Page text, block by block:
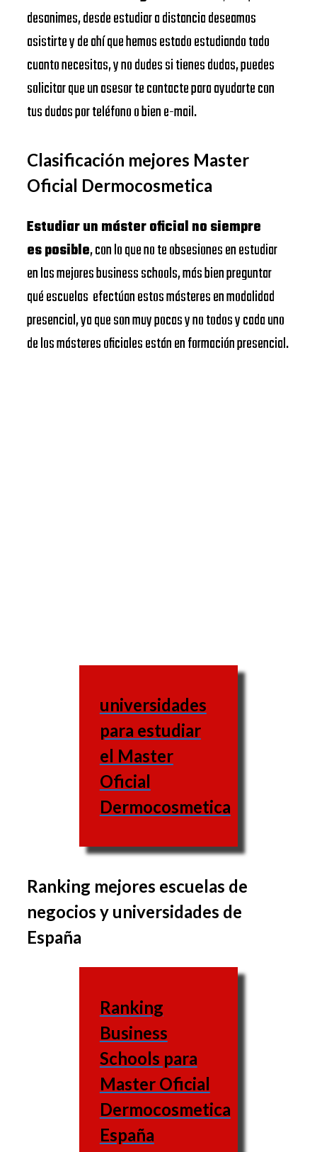
desanimes, desde estudiar a distancia deseamos
asistirte y de ahí que hemos estado estudiando todo
cuanto necesitas, y no dudes si tienes dudas, puedes
solicitar que un asesor te contacte para ayudarte con
tus dudas por teléfono o bien e-mail.
Clasificación mejores Master
Oficial Dermocosmetica
Estudiar un máster oficial no siempre
es posible, con lo que no te obsesiones en estudiar
en las mejores business schools, más bien preguntar
qué escuelas efectúan estos másteres en modalidad
presencial, ya que son muy pocas y no todos y cada uno
de los másteres oficiales están en formación presencial.
universidades
para estudiar
el Master
Oficial
Dermocosmetica
El conjunto de materias
puede variar de una
de la misma forma que
Escuela
de
negocios
UNED
(Universidad
Ranking mejores escuelas de
negocios y universidades de
España
Ranking
Business
Schools para
Master Oficial
Dermocosmetica
España